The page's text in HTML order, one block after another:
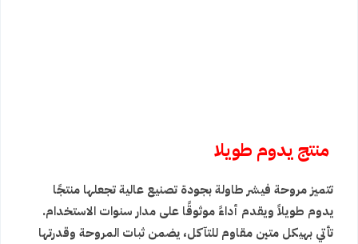
منتج يدوم طويلا
تتميز مروحة فيشر طاولة بجودة تصنيع عالية تجعلها منتجًا
يدوم طويلاً ويقدم أداءً موثوقًا على مدار سنوات الاستخدام.
تأتي بهيكل متين مقاوم للتآكل، يضمن ثبات المروحة وقدرتها